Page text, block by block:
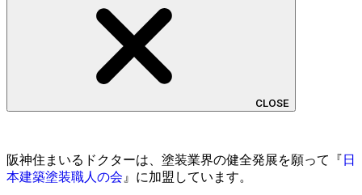
CLOSE
阪神住まいるドクターは、塗装業界の健全発展を願って『 日
本建築塗装職人の会 』に加盟しています。